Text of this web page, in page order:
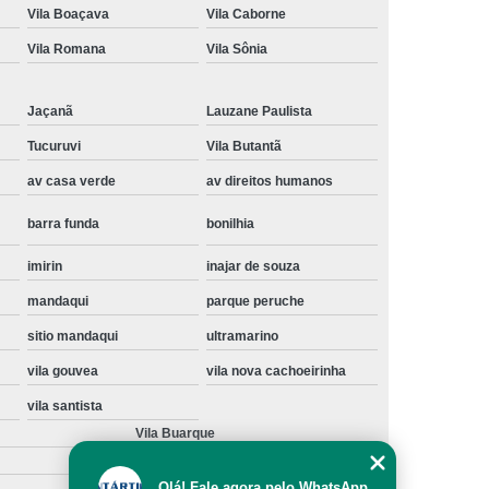
Instalação de Maquina de Lavar Samsung
Instalação Maquina de Lavar Roupa
Instalar Maquina de Lavar Samsung
Maquina de Lavar Roupa Instalação
Instalação de Maquina Lava e Seca
e Seca Samsung
Instalação Lava Seca
Samsung Instalação Lava e Seca
a Gas
Manutenção de Fogão Cooktop
Manutenção em Fogão
Vila Boaçava Vila Caborne
Vila Romana Vila Sônia
Jaçanã Lauzane Paulista
Tucuruvi Vila Butantã
av casa verde av direitos humanos
barra funda bonilhia
imirin inajar de souza
mandaqui parque peruche
sitio mandaqui ultramarino
vila gouvea vila nova cachoeirinha
vila santista
Vila Buarque